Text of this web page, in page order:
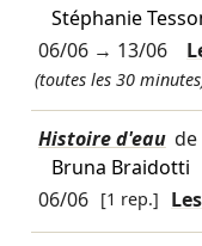
Stéphanie
06/06→ 13/06
(toutes les 30
Histoire d'eau de
Bruna Braidotti
06/06 [1 rep.]